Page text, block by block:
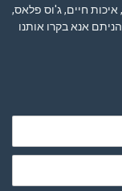
חיים, ג'וס פלאס,
אנא בקרו אותנו